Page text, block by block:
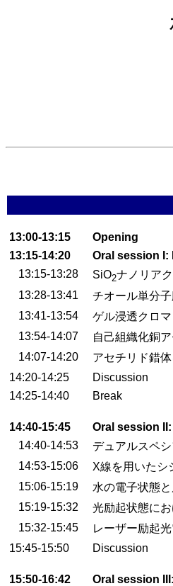
13:00-13:15
Opening
13:15-14:20
Oral session
13:15-13:28
SiO2ナノリア
13:28-13:41
チオール単分
13:41-13:54
ゲル浸透クロ
13:54-14:07
自己組織化銅
14:07-14:20
アセチリド錯
14:20-14:25
Discussion
14:25-14:40
Break
14:40-15:45
Oral session
14:40-14:53
デュアルスペ
14:53-15:06
X線を用いたシ
15:06-15:19
水の電子状態
15:19-15:32
光励起状態に
15:32-15:45
レーザー励起
15:45-15:50
Discussion
15:50-16:42 Oral session